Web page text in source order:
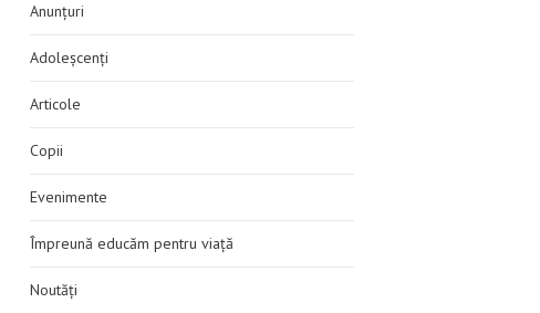
Anunțuri
Adoleșcenți
Articole
Copii
Evenimente
Împreună educăm pentru viață
Noutăți